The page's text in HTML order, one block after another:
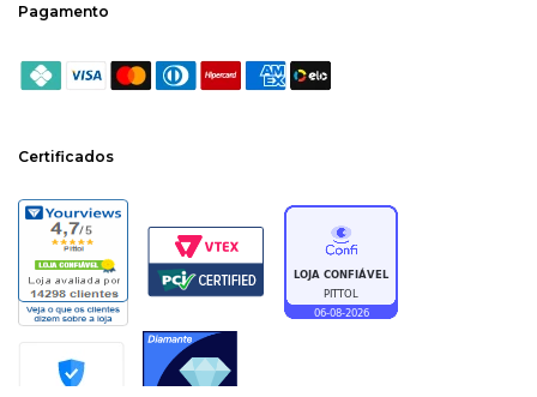
Pagamento
Certificados